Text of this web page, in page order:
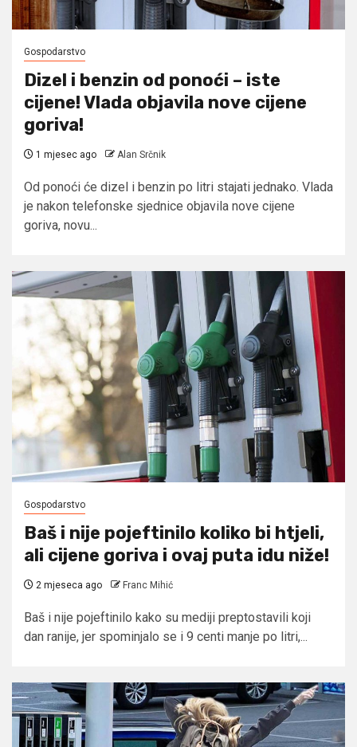
Gospodarstvo
Dizel i benzin od ponoći – iste
cijene! Vlada objavila nove cijene
goriva!
1 mjesec ago Alan Srčnik
Od ponoći će dizel i benzin po litri stajati jednako. Vlada
je nakon telefonske sjednice objavila nove cijene
goriva, novu...
Gospodarstvo
Baš i nije pojeftinilo koliko bi htjeli,
ali cijene goriva i ovaj puta idu niže!
2 mjeseca ago Franc Mihić
Baš i nije pojeftinilo kako su mediji preptostavili koji
dan ranije, jer spominjalo se i 9 centi manje po litri,...